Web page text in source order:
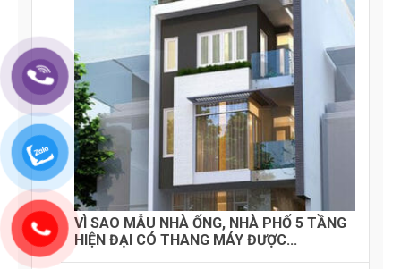
VÌ SAO MẪU NHÀ ỐNG, NHÀ PHỐ 5 TẦNG
HIỆN ĐẠI CÓ THANG MÁY ĐƯỢC...